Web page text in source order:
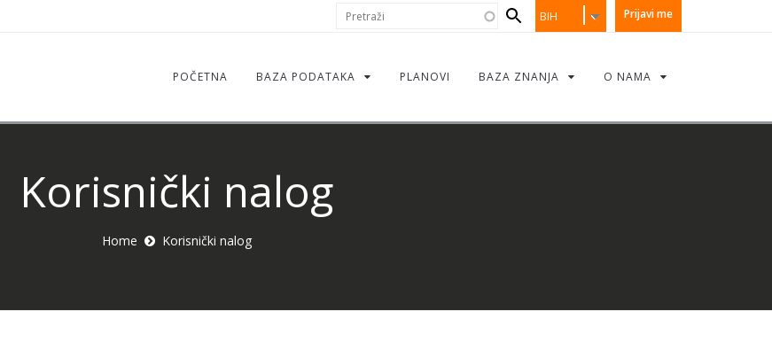
Prijavi me
BIH
Search
form
POČETNA BAZA PODATAKA PLANOVI BAZA ZNANJA O NAMA
Korisnički nalog
Home Korisnički nalog